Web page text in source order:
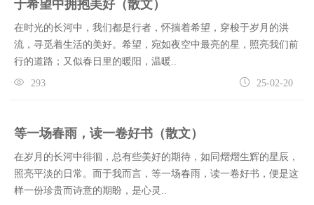
于希望中拥抱美好（散文）
在时光的长河中，我们都是行者，怀揣着希望，穿梭于岁月的洪
流，寻觅着生活的美好。希望，宛如夜空中最亮的星，照亮我们前
行的道路；又似春日里的暖阳，温暖..
293 25-02-20
等一场春雨，读一卷好书（散文）
在岁月的长河中徘徊，总有些美好的期待，如同熠熠生辉的星辰，
照亮平淡的日常。而于我而言，等一场春雨，读一卷好书，便是这
样一份珍贵而诗意的期盼，是心灵..